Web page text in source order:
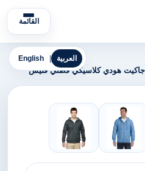
القائمة
English العربية
جاكيت هودي كلاسيكي قطني فليس